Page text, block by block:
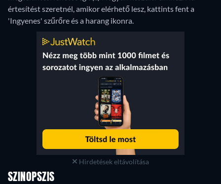
értesítést szeretnél, amikor elérhető lesz, kattints fent a
'Ingyenes' szűrőre és a harang ikonra.
Hirdetések eltávolítása
SZINOPSZIS